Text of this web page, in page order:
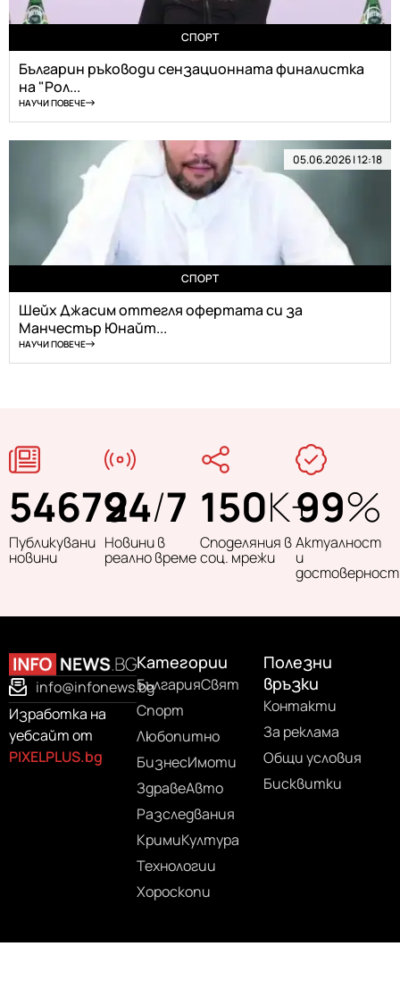
СПОРТ
Българин ръководи сензационната финалистка
на "Рол...
НАУЧИ ПОВЕЧЕ
05.06.2026 | 12:18
СПОРТ
Шейх Джасим оттегля офертата си за
Манчестър Юнайт...
НАУЧИ ПОВЕЧЕ
54679
Публикувани
новини
24/7
Новини в
реално време
150K+
Споделяния в
соц. мрежи
99%
Актуалност
и
достоверност
info@infonews.bg
Изработка на
уебсайт от
PIXELPLUS.bg
Категории
БългарияСвят
Спорт
Любопитно
БизнесИмоти
ЗдравеАвто
Разследвания
КримиКултура
Технологии
Хороскопи
Полезни
връзки
Контакти
За реклама
Общи условия
Бисквитки